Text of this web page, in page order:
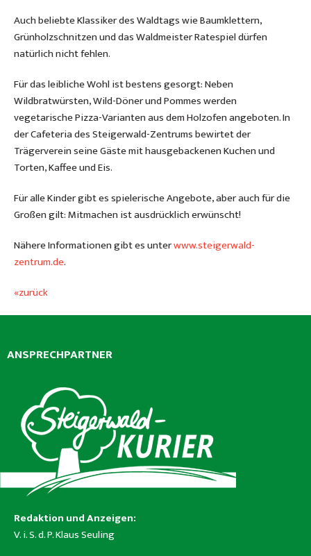
Auch beliebte Klassiker des Waldtags wie Baumklettern,
Grünholzschnitzen und das Waldmeister Ratespiel dürfen
natürlich nicht fehlen.
Für das leibliche Wohl ist bestens gesorgt: Neben
Wildbratwürsten, Wild-Döner und Pommes werden
vegetarische Pizza-Varianten aus dem Holzofen angeboten. In
der Cafeteria des Steigerwald-Zentrums bewirtet der
Trägerverein seine Gäste mit hausgebackenen Kuchen und
Torten, Kaffee und Eis.
Für alle Kinder gibt es spielerische Angebote, aber auch für die
Großen gilt: Mitmachen ist ausdrücklich erwünscht!
Nähere Informationen gibt es unterwww.steigerwald-
zentrum.de.
«zurück
ANSPRECHPARTNER
Redaktion und Anzeigen:
V. i. S. d. P. Klaus Seuling